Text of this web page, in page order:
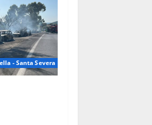
- Santa Severa